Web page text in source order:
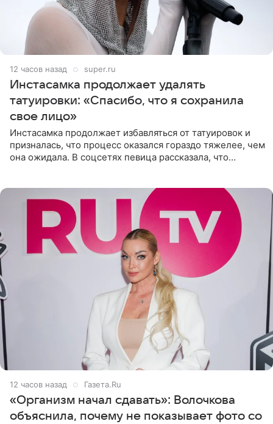
12 часов назад super.ru
Инстасамка продолжает удалять
татуировки: «Спасибо, что я сохранила
свое лицо»
Инстасамка продолжает избавляться от татуировок и
призналась, что процесс оказался гораздо тяжелее, чем
она ожидала. В соцсетях певица рассказала, что
12 часов назад Газета.Ru
«Организм начал сдавать»: Волочкова
объяснила, почему не показывает фото со